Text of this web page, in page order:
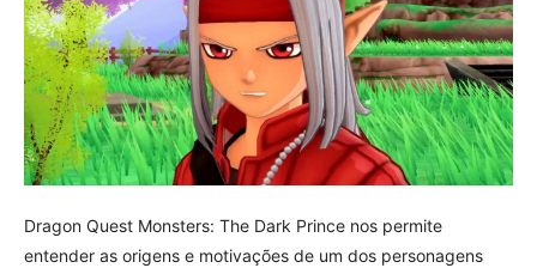
Dragon Quest Monsters: The Dark Prince nos permite
entender as origens e motivações de um dos personagens